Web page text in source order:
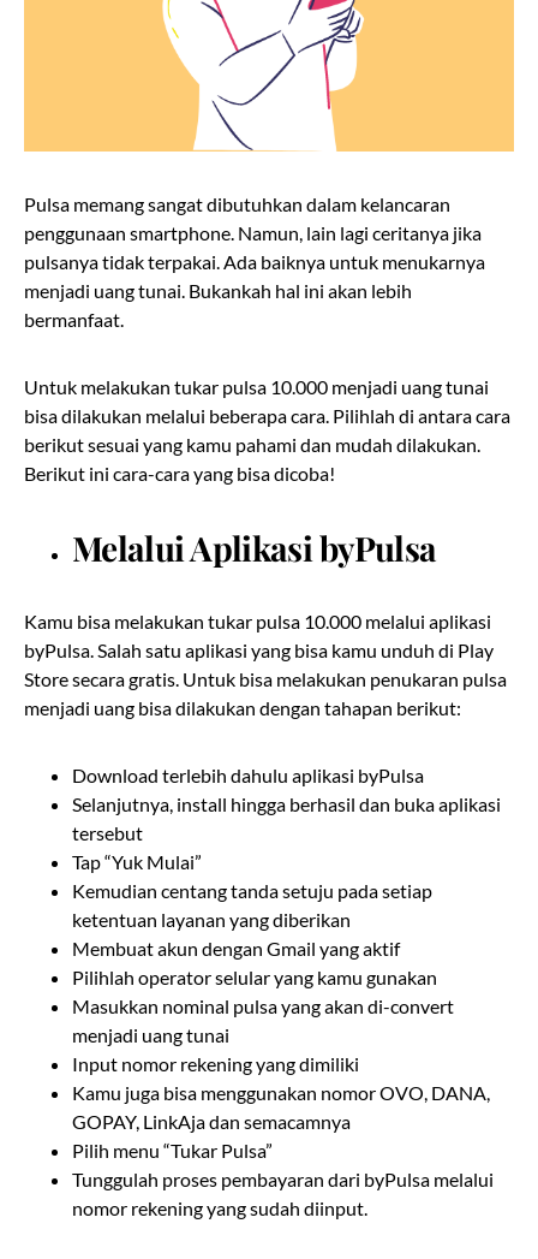
Pulsa memang sangat dibutuhkan dalam kelancaran
penggunaan smartphone. Namun, lain lagi ceritanya jika
pulsanya tidak terpakai. Ada baiknya untuk menukarnya
menjadi uang tunai. Bukankah hal ini akan lebih
bermanfaat.
Untuk melakukan tukar pulsa 10.000 menjadi uang tunai
bisa dilakukan melalui beberapa cara. Pilihlah di antara cara
berikut sesuai yang kamu pahami dan mudah dilakukan.
Berikut ini cara-cara yang bisa dicoba!
Melalui Aplikasi byPulsa
Kamu bisa melakukan tukar pulsa 10.000 melalui aplikasi
byPulsa. Salah satu aplikasi yang bisa kamu unduh di Play
Store secara gratis. Untuk bisa melakukan penukaran pulsa
menjadi uang bisa dilakukan dengan tahapan berikut:
Download terlebih dahulu aplikasi byPulsa
Selanjutnya, install hingga berhasil dan buka aplikasi
tersebut
Tap “Yuk Mulai”
Kemudian centang tanda setuju pada setiap
ketentuan layanan yang diberikan
Membuat akun dengan Gmail yang aktif
Pilihlah operator selular yang kamu gunakan
Masukkan nominal pulsa yang akan di-convert
menjadi uang tunai
Input nomor rekening yang dimiliki
Kamu juga bisa menggunakan nomor OVO, DANA,
GOPAY, LinkAja dan semacamnya
Pilih menu “Tukar Pulsa”
Tunggulah proses pembayaran dari byPulsa melalui
nomor rekening yang sudah diinput.